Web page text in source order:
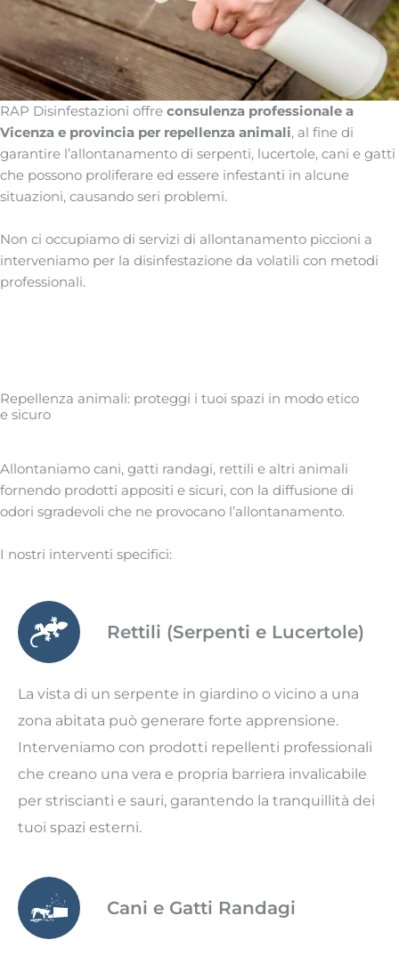
RAP Disinfestazioni offre consulenza professionale a
Vicenza e provincia per repellenza animali, al fine di
garantire l’allontanamento di serpenti, lucertole, cani e gatti
che possono proliferare ed essere infestanti in alcune
situazioni, causando seri problemi.
Non ci occupiamo di servizi di allontanamento piccioni a
interveniamo per la disinfestazione da volatili con metodi
professionali.
Repellenza animali: proteggi i tuoi spazi in modo etico
e sicuro
Allontaniamo cani, gatti randagi, rettili e altri animali
fornendo prodotti appositi e sicuri, con la diffusione di
odori sgradevoli che ne provocano l’allontanamento.
I nostri interventi specifici:
Rettili (Serpenti e Lucertole)
La vista di un serpente in giardino o vicino a una
zona abitata può generare forte apprensione.
Interveniamo con prodotti repellenti professionali
che creano una vera e propria barriera invalicabile
per striscianti e sauri, garantendo la tranquillità dei
tuoi spazi esterni.
Cani e Gatti Randagi